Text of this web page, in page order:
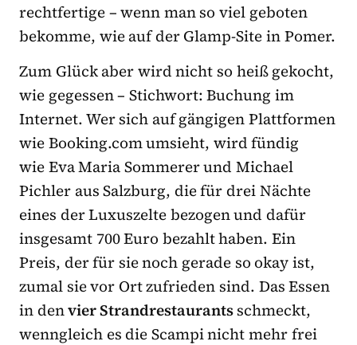
rechtfertige – wenn man so viel geboten
bekomme, wie auf der Glamp-Site in Pomer.
Zum Glück aber wird nicht so heiß gekocht,
wie gegessen – Stichwort: Buchung im
Internet. Wer sich auf gängigen Plattformen
wie Booking.com umsieht, wird fündig
wie Eva Maria Sommerer und Michael
Pichler aus Salzburg, die für drei Nächte
eines der Luxuszelte bezogen und dafür
insgesamt 700 Euro bezahlt haben. Ein
Preis, der für sie noch gerade so okay ist,
zumal sie vor Ort zufrieden sind. Das Essen
in denvier Strandrestaurantsschmeckt,
wenngleich es die Scampi nicht mehr frei